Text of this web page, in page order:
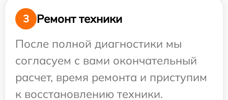
3
Ремонт техники
После полной диагностики мы
согласуем с вами окончательный
расчет, время ремонта и приступим
к восстановлению техники.